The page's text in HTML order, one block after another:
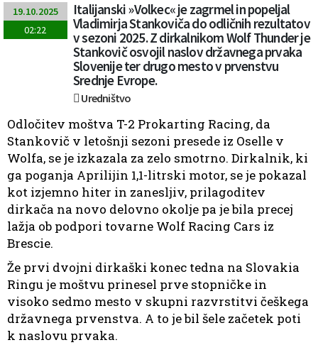
19.10.2025
02:22
Italijanski »Volkec« je zagrmel in popeljal
Vladimirja Stankoviča do odličnih rezultatov
v sezoni 2025. Z dirkalnikom Wolf Thunder je
Stankovič osvojil naslov državnega prvaka
Slovenije ter drugo mesto v prvenstvu
Srednje Evrope.
Uredništvo
Odločitev moštva T-2 Prokarting Racing, da
Stankovič v letošnji sezoni presede iz Oselle v
Wolfa, se je izkazala za zelo smotrno. Dirkalnik, ki
ga poganja Aprilijin 1,1-litrski motor, se je pokazal
kot izjemno hiter in zanesljiv, prilagoditev
dirkača na novo delovno okolje pa je bila precej
lažja ob podpori tovarne Wolf Racing Cars iz
Brescie.
Že prvi dvojni dirkaški konec tedna na Slovakia
Ringu je moštvu prinesel prve stopničke in
visoko sedmo mesto v skupni razvrstitvi češkega
državnega prvenstva. A to je bil šele začetek poti
k naslovu prvaka.